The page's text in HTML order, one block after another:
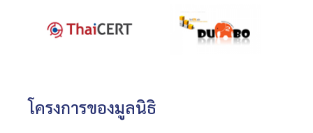
โครงการของมูลนิธิ